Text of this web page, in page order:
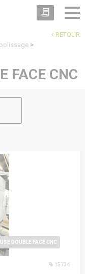
RETOUR
>
FACE CNC
DOUBLE FACE CNC
15734